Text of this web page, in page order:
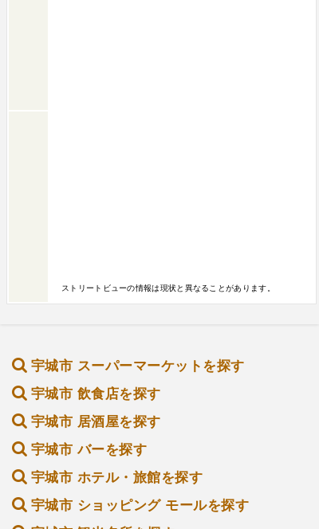
ストリートビューの情報は現状と異なることがあります。
宇城市 スーパーマーケットを探す
宇城市 飲食店を探す
宇城市 居酒屋を探す
宇城市 バーを探す
宇城市 ホテル・旅館を探す
宇城市 ショッピング モールを探す